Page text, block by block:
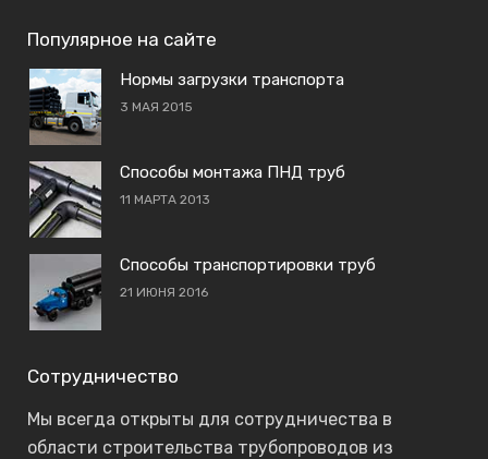
Популярное на сайте
Нормы загрузки транспорта
3 МАЯ 2015
Способы монтажа ПНД труб
11 МАРТА 2013
Способы транспортировки труб
21 ИЮНЯ 2016
Сотрудничество
Мы всегда открыты для сотрудничества в
области строительства трубопроводов из